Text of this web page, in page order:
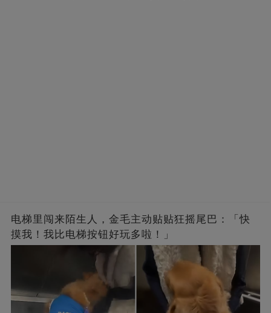
电梯里闯来陌生人，金毛主动贴贴狂摇尾巴：「快
摸我！我比电梯按钮好玩多啦！」